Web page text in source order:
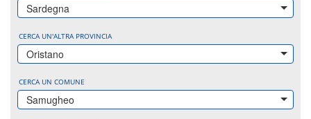
Sardegna
CERCA UN'ALTRA PROVINCIA
Oristano
CERCA UN COMUNE
Samugheo